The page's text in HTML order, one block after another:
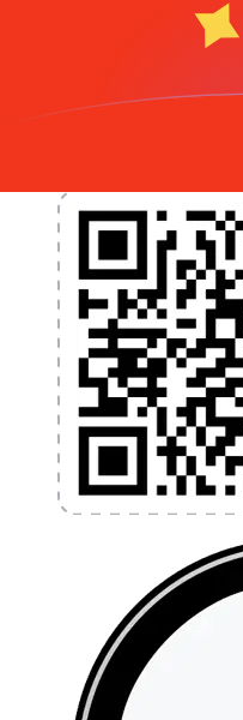
et la gestion de vos
programmez des alertes
l'application dès